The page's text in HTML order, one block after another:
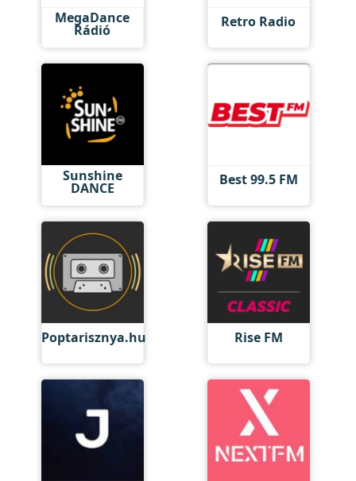
MegaDance
Rádió Retro Radio
Sunshine
DANCE Best 99.5 FM
Poptarisznya.hu Rise FM